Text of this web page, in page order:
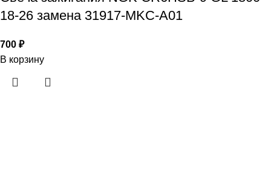
18-26 замена 31917-MKC-A01
700 ₽
В корзину